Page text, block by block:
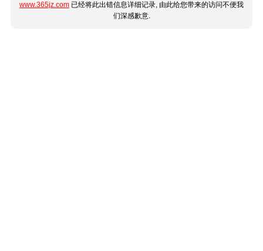
www.365jz.com 已经将此出错信息详细记录, 由此给您带来的访问不便我
们深感歉意.